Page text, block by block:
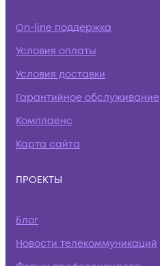
On-line поддержка
Условия оплаты
Условия доставки
Гарантийное обслуживание
Комплаенс
Карта сайта
ПРОЕКТЫ
Блог
Новости телекоммуникаций